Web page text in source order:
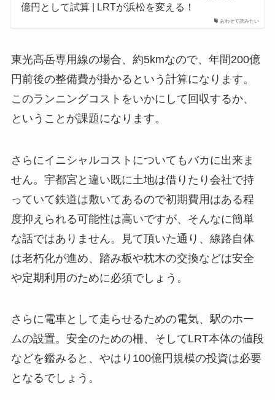
あわせて読みたい
億円として試算 | LRTが浜松を変える！
東光高岳専用線の場合、約5kmなので、年間200億
円前後の整備費が掛かるという計算になります。
このランニングコストをいかにして回収するか、
ということが課題になります。
さらにイニシャルコストについてもバカに出来ま
せん。宇都宮と違い既に土地は借りたり会社で持
っていて鉄道は敷いてあるので初期費用はある程
度抑えられる可能性は高いですが、そんなに簡単
な話ではありません。見て頂いた通り、線路自体
は老朽化が進め、踏み板や枕木の交換などは安全
や定期利用のために必須でしょう。
さらに電車として走らせるための電気、駅のホー
ムの設置。安全のための柵、そしてLRT本体の値段
などを鑑みると、やはり100億円規模の投資は必要
となるでしょう。